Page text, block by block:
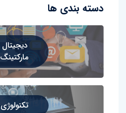
دسته بندی ها
دیجیتال
مارکتینگ
تکنولوژی